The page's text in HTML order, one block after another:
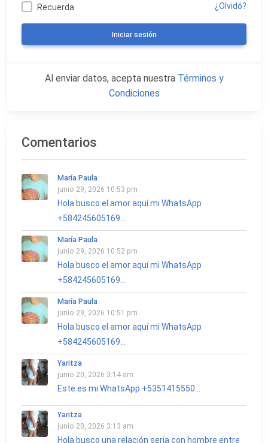
Recuerda ¿Olvidó?
Iniciar sesión
Al enviar datos, acepta nuestra Términos y
Condiciones
Comentarios
María Paula
junio 29, 2026 10:53 pm
Hola busco el amor aquí mi WhatsApp
+584245605169...
María Paula
junio 29, 2026 10:52 pm
Hola busco el amor aquí mi WhatsApp
+584245605169...
María Paula
junio 29, 2026 10:51 pm
Hola busco el amor aquí mi WhatsApp
+584245605169...
Yaritza
junio 20, 2026 3:14 am
Este es mi WhatsApp +5351415550...
Yaritza
junio 20, 2026 3:13 am
Hola busco una relación seria con hombre entre